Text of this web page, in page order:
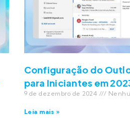
Configuração do
para Iniciantes em
9 de dezembro de 2024
Leia mais »